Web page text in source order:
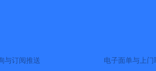
与订阅推送 电子面单与上门